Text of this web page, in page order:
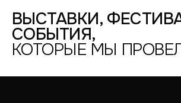
ВЫСТАВКИ,
СОБЫТИЯ,
КОТОРЫЕ МЫ
/
ПРОСТРАНСТВО
"ФЛИГЕЛЬ"
—
2016